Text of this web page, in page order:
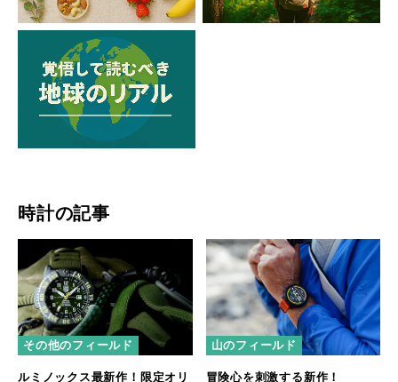
時計の記事
その他のフィールド
ルミノックス最新作！限定オリ
山のフィールド
冒険心を刺激する新作！